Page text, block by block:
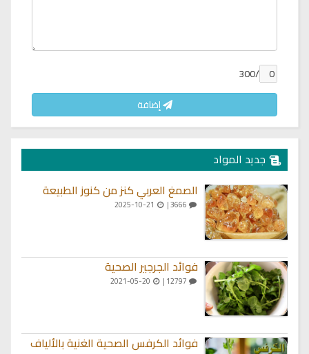
/300
إضافة
جديد المواد
الصمغ العربي كنز من كنوز الطبيعة
فوائد الجرجير الصحية
فوائد الكرفس الصحية الغنية بالألياف